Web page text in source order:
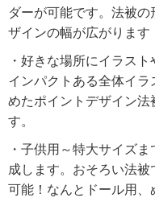
ダーが可能です。法被
ザインの幅が広がります
・好きな場所にイラス
インパクトある全体イ
めたポイントデザイン法
す。
・子供用～特大サイズ
成します。おそろい法
可能！なんとドール用、